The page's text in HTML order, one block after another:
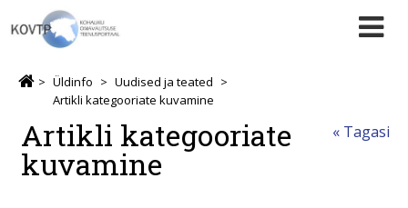
Üldinfo
Uudised ja teated
Artikli kategooriate kuvamine
« Tagasi
Artikli kategooriate
kuvamine